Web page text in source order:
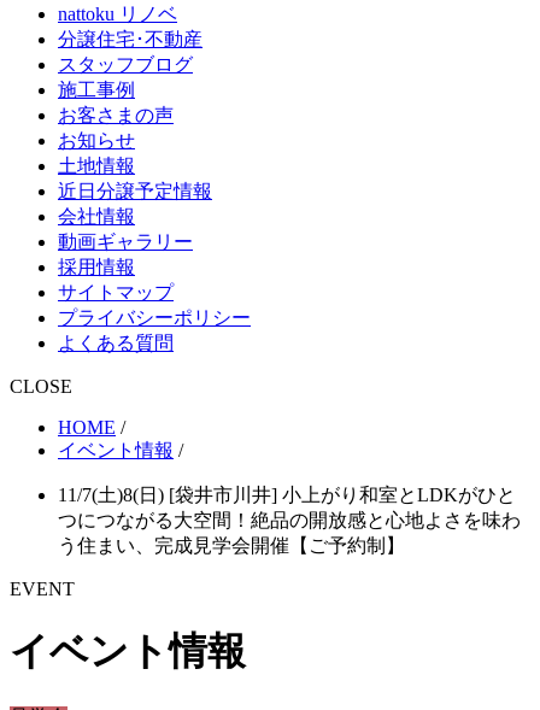
nattoku リノベ
分譲住宅･不動産
スタッフブログ
施工事例
お客さまの声
お知らせ
土地情報
近日分譲予定情報
会社情報
動画ギャラリー
採用情報
サイトマップ
プライバシーポリシー
よくある質問
CLOSE
HOME /
イベント情報 /
11/7(土)8(日) [袋井市川井] 小上がり和室とLDKがひと
つにつながる大空間！絶品の開放感と心地よさを味わ
う住まい、完成見学会開催【ご予約制】
EVENT
イベント情報